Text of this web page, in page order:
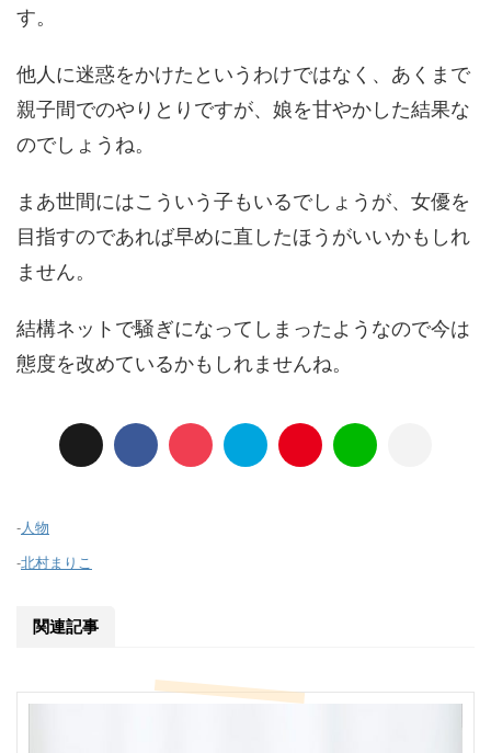
す。
他人に迷惑をかけたというわけではなく、あくまで
親子間でのやりとりですが、娘を甘やかした結果な
のでしょうね。
まあ世間にはこういう子もいるでしょうが、女優を
目指すのであれば早めに直したほうがいいかもしれ
ません。
結構ネットで騒ぎになってしまったようなので今は
態度を改めているかもしれませんね。
-人物
-北村まりこ
関連記事